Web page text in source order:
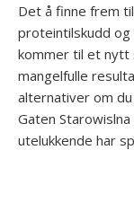
Det å finne frem
proteintilskudd
kommer til et nytt
mangelfulle
alternativer om
Gaten
utelukkende har